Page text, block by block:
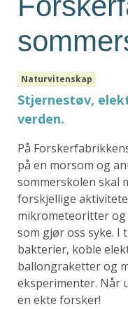
Naturvitenskap
Stjernestøv,
verden.
På
på en morsom og
sommerskolen skal
forskjellige
mikrometeoritter og
som gjør oss syke. I
bakterier, koble
ballongraketter og
eksperimenter. Når
en ekte forsker!